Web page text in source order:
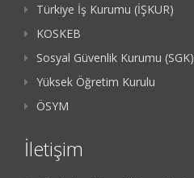
Türkiye İş Kurumu (İŞKUR)
KOSKEB
Sosyal Güvenlik Kurumu (SGK)
Yüksek Öğretim Kurulu
ÖSYM
İletişim